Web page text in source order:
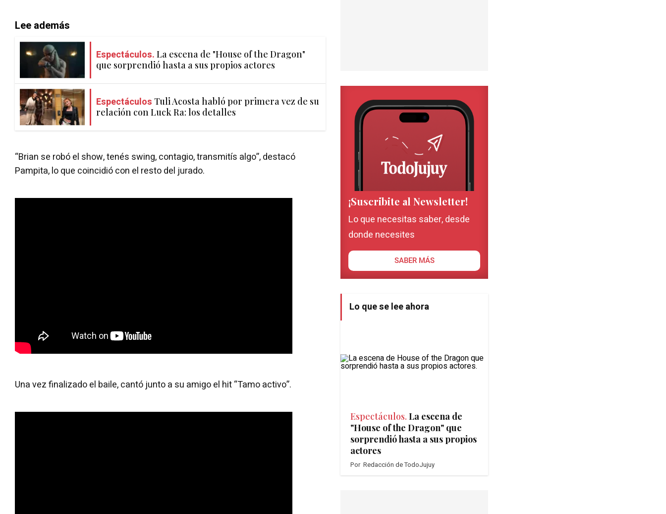
Lee además
Espectáculos. La escena de "House of the Dragon"
que sorprendió hasta a sus propios actores
Espectáculos Tuli Acosta habló por primera vez de su
relación con Luck Ra: los detalles
“Brian se robó el show, tenés swing, contagio, transmitís algo”, destacó
Pampita, lo que coincidió con el resto del jurado.
Una vez finalizado el baile, cantó junto a su amigo el hit “Tamo activo”.
¡Suscribite al Newsletter!
Lo que necesitas saber, desde
donde necesites
SABER MÁS
Lo que se lee ahora
Espectáculos. La escena de
"House of the Dragon" que
sorprendió hasta a sus propios
actores
Por Redacción de TodoJujuy